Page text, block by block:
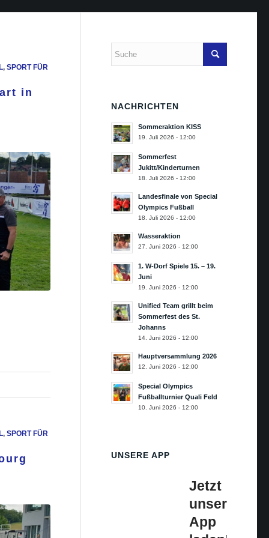
, SPORT FÜR
in
, SPORT FÜR
NACHRICHTEN
Sommeraktion KISS
19. Juli 2026 - 12:00
Sommerfest
Jukitt/Kinderturnen
18. Juli 2026 - 12:00
Landesfinale von Special
Olympics Fußball
18. Juli 2026 - 12:00
Wasseraktion
27. Juni 2026 - 12:00
1. W-Dorf Spiele 15. – 19.
Juni
19. Juni 2026 - 12:00
Unified Team grillt beim
Sommerfest des St.
Johanns
14. Juni 2026 - 12:00
Hauptversammlung 2026
12. Juni 2026 - 12:00
Special Olympics
Fußballturnier Quali Feld
10. Juni 2026 - 12:00
UNSERE APP
Jetzt
unsere
App